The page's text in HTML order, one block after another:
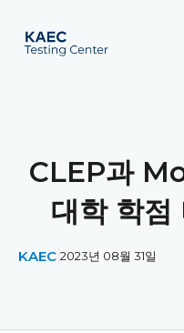
CLEP과
대학 학점
KAEC 2023년 08월 31일